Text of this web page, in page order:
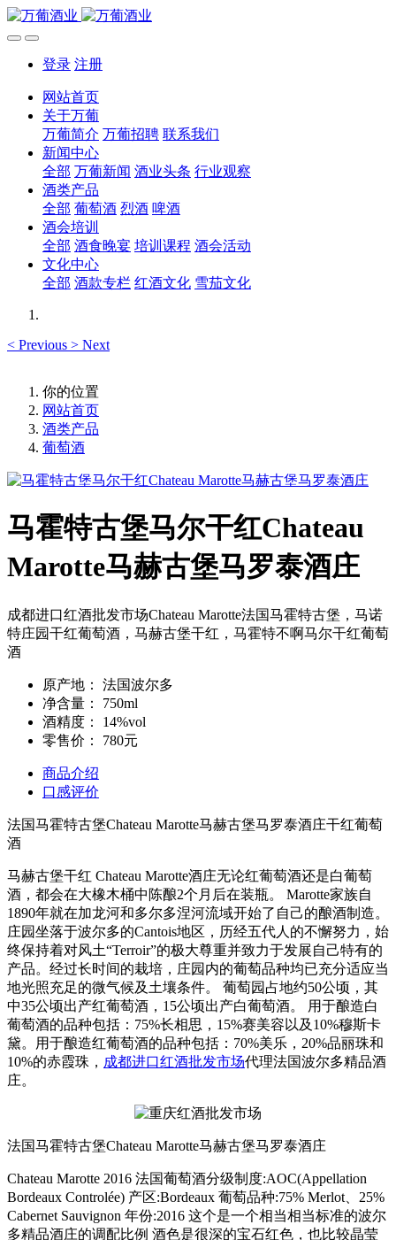
登录 注册
网站首页
关于万葡
万葡简介 万葡招聘 联系我们
新闻中心
全部 万葡新闻 酒业头条 行业观察
酒类产品
全部 葡萄酒 烈酒 啤酒
酒会培训
全部 酒食晚宴 培训课程 酒会活动
文化中心
全部 酒款专栏 红酒文化 雪茄文化
< Previous > Next
你的位置
网站首页
酒类产品
葡萄酒
马霍特古堡马尔干红Chateau
Marotte马赫古堡马罗泰酒庄
成都进口红酒批发市场​Chateau Marotte法国马霍特古堡，马诺
特庄园干红葡萄酒，马赫古堡干红，马霍特不啊马尔干红葡萄
酒
原产地：
法国波尔多
净含量：
750ml
酒精度：
14%vol
零售价：
780元
商品介绍
口感评价
法国马霍特古堡Chateau Marotte马赫古堡马罗泰酒庄干红葡萄
酒
马赫古堡干红 Chateau Marotte酒庄无论红葡萄酒还是白葡萄
酒，都会在大橡木桶中陈酿2个月后在装瓶。 Marotte家族自
1890年就在加龙河和多尔多涅河流域开始了自己的酿酒制造。
庄园坐落于波尔多的Cantois地区，历经五代人的不懈努力，始
终保持着对风土“Terroir”的极大尊重并致力于发展自己特有的
产品。经过长时间的栽培，庄园内的葡萄品种均已充分适应当
地光照充足的微气候及土壤条件。 葡萄园占地约50公顷，其
中35公顷出产红葡萄酒，15公顷出产白葡萄酒。 用于酿造白
葡萄酒的品种包括：75%长相思，15%赛美容以及10%穆斯卡
黛。用于酿造红葡萄酒的品种包括：70%美乐，20%品丽珠和
10%的赤霞珠， 成都进口红酒批发市场代理法国波尔多精品酒
庄。
法国马霍特古堡Chateau Marotte马赫古堡马罗泰酒庄
Chateau Marotte 2016 法国葡萄酒分级制度:AOC(Appellation
Bordeaux Controlée) 产区:Bordeaux 葡萄品种:75% Merlot、25%
Cabernet Sauvignon 年份:2016 这个是一个相当相当标准的波尔
多精品酒庄的调配比例 酒色是很深的宝石红色，也比较晶莹